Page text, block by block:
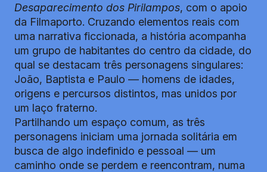
Desaparecimento dos Pirilampos, com o apoio
da Filmaporto. Cruzando elementos reais com
uma narrativa ficcionada, a história acompanha
um grupo de habitantes do centro da cidade, do
qual se destacam três personagens singulares:
João, Baptista e Paulo — homens de idades,
origens e percursos distintos, mas unidos por
um laço fraterno.
Partilhando um espaço comum, as três
personagens iniciam uma jornada solitária em
busca de algo indefinido e pessoal — um
caminho onde se perdem e reencontram, numa